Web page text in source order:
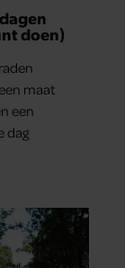
doen)
maat
een
dag